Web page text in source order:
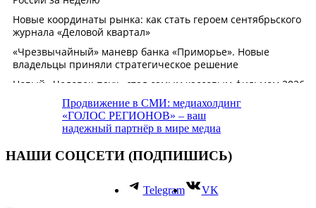
Продвижение в СМИ: медиахолдинг
«ГОЛОС РЕГИОНОВ» – ваш
надежный партнёр в мире медиа
НАШИ СОЦСЕТИ (ПОДПИШИСЬ)
Telegram VK